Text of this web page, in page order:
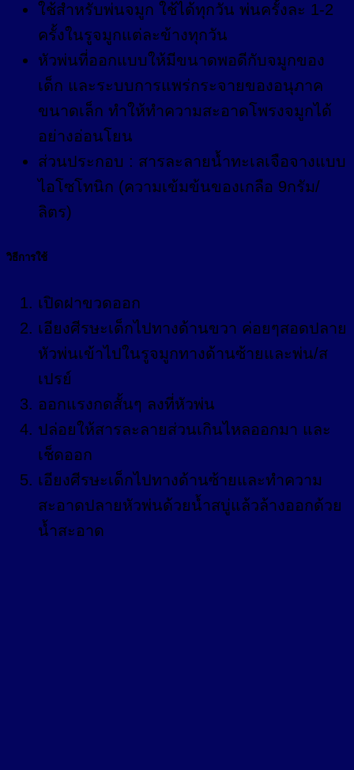
ใช้สำหรับพ่นจมูก ใช้ได้ทุกวัน พ่นครั้งละ 1-2
ครั้งในรูจมูกแต่ละข้างทุกวัน
หัวพ่นที่ออกแบบให้มีขนาดพอดีกับจมูกของ
เด็ก และระบบการแพร่กระจายของอนุภาค
ขนาดเล็ก ทำให้ทำความสะอาดโพรงจมูกได้
อย่างอ่อนโยน
ส่วนประกอบ : สารละลายน้ำทะเลเจือจางแบบ
ไอโซโทนิก (ความเข้มข้นของเกลือ 9กรัม/
ลิตร)
วิธีการใช้
เปิดฝาขวดออก
เอียงศีรษะเด็กไปทางด้านขวา ค่อยๆสอดปลาย
หัวพ่นเข้าไปในรูจมูกทางด้านซ้ายและพ่น/ส
เปรย์
ออกแรงกดสั้นๆ ลงที่หัวพ่น
ปล่อยให้สารละลายส่วนเกินไหลออกมา และ
เช็ดออก
เอียงศีรษะเด็กไปทางด้านซ้ายและทำความ
สะอาดปลายหัวพ่นด้วยน้ำสบู่แล้วล้างออกด้วย
น้ำสะอาด